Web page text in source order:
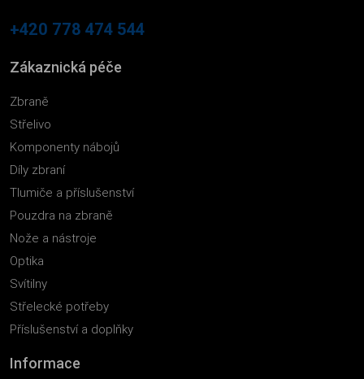
+420 778 474 544
Zákaznická péče
Zbraně
Střelivo
Komponenty nábojů
Díly zbraní
Tlumiče a příslušenství
Pouzdra na zbraně
Nože a nástroje
Optika
Svítilny
Střelecké potřeby
Příslušenství a doplňky
Informace